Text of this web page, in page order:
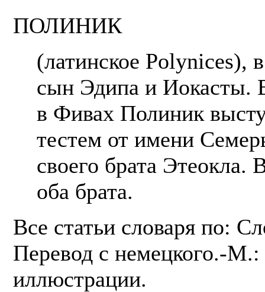
ПОЛИНИК
(латинское Polynices),
сын Эдипа и Иокасты.
в Фивах Полиник
тестем от имени
своего брата Этеокла.
оба брата.
Все статьи словаря по:
Перевод с немецкого.-
иллюстрации.